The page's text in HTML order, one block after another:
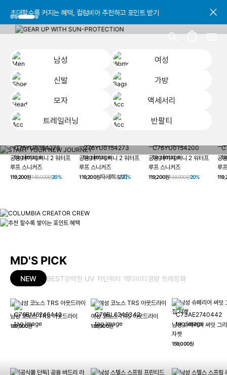
초대할수록 커지는 혜택, 컬럼비아 추천하고 포인트 받기
초대할수록 커지는 혜택, 컬럼비아 추천하고 포인트 받기
초대할수록 커지는 혜택, 컬럼비아 추천하고 포인트 받기
남성
여성
신발
가방
모자
액세서리
트레일러닝
반팔티
START YOUR
헤이지 져니 New 컬러 UP TO 20% OFF
자세히 보기
공용 헤이지 져니 2 워터프
루프 스니커즈
119,200원149,000원20%
공용 헤이지 져니 2 워터프
루프 스니커즈
119,200원149,000원20%
공용 헤이지 져니 2 워터프
루프 스니커즈
119,200원149,000원20%
공
루
MD'S PICK
NEW BEST강력한 UV 차단워터 액티비티경량 트레킹화
남성 코노스 TRS 아웃드라이
189,000원
여성 코노스 TRS 아웃드라이
189,000원
남성 슈페리어 써밋 그
자켓
159,000원